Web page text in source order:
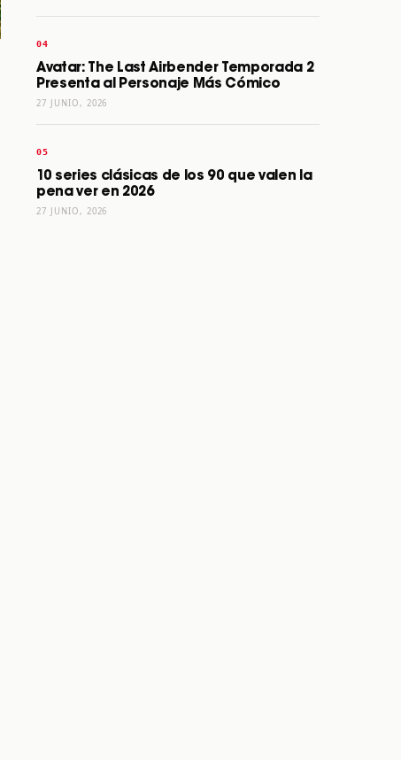
Avatar: The Last Airbender Temporada 2
Presenta al Personaje Más Cómico
27 JUNIO, 2026
10 series clásicas de los 90 que valen la
pena ver en 2026
27 JUNIO, 2026